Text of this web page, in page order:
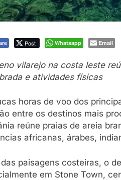
Post Whatsapp Email
vilarejo na costa leste
e atividades físicas
horas de voo dos
entre os destinos mais
reúne praias de areia
africanas, árabes,
paisagens costeiras, o
em Stone Town,